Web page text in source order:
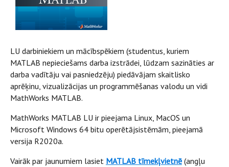
LU darbiniekiem un mācībspēkiem (studentus, kuriem
MATLAB nepieciešams darba izstrādei, lūdzam sazināties ar
darba vadītāju vai pasniedzēju) piedāvājam skaitlisko
aprēķinu, vizualizācijas un programmēšanas valodu un vidi
MathWorks MATLAB.
MathWorks MATLAB LU ir pieejama Linux, MacOS un
Microsoft Windows 64 bitu operētājsistēmām, pieejamā
versija R2020a.
Vairāk par jaunumiem lasiet MATLAB tīmekļvietnē (angļu